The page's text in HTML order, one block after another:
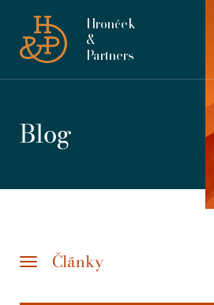
Hronček
&
Partners
Blog
Články